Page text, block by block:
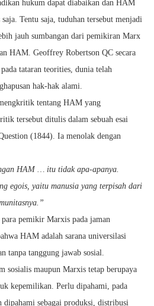
hukum dapat diabaikan dan HAM
Tentu saja, tuduhan tersebut menjadi
jauh sumbangan dari pemikiran Marx
HAM. Geoffrey Robertson QC secara
tataran teorities, dunia telah
hak-hak alami.
tentang HAM yang
tersebut ditulis dalam sebuah esai
(1844). Ia menolak dengan
HAM … itu tidak apa-apanya.
egois, yaitu manusia yang terpisah dari
pemikir Marxis pada jaman
HAM adalah sarana universilasi
tanpa tanggung jawab sosial.
sosialis maupun Marxis tetap berupaya
kepemilikan. Perlu dipahami, pada
dipahami sebagai produksi, distribusi